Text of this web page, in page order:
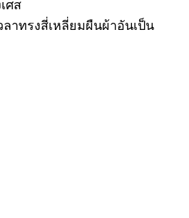
ศส
ลาทรงสี่เหลี่ยมผืนผ้าอันเป็น